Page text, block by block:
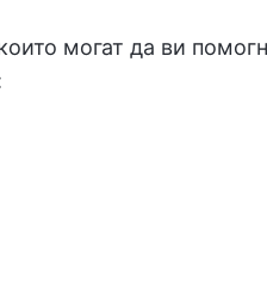
могат да ви